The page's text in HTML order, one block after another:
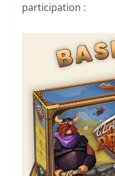
participation :